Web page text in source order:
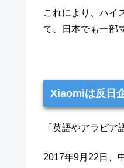
これにより、ハイ
て、日本でも一部
Xiaomiは反日
「英語やアラビ
2017年9月22日、